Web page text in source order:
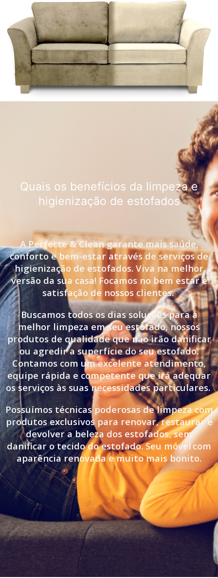
Quais os benefícios da limpeza e
higienização de estofados
A Perfecte & Clean garante mais saúde,
conforto e bem-estar através de serviços de
higienização de estofados. Viva na melhor
versão da sua casa! Focamos no bem estar e
satisfação de nossos clientes.
Buscamos todos os dias soluções para a
melhor limpeza em seu estofado, nossos
produtos de qualidade que não irão danificar
ou agredir a superfície do seu estofado.
Contamos com um excelente atendimento,
equipe rápida e competente que irá adequar
os serviços às suas necessidades particulares.
Possuímos técnicas poderosas de limpeza com
produtos exclusivos para renovar, restaurar e
devolver a beleza dos estofados, sem
danificar o tecido do estofado. Seu móvelcom
aparência renovada e muito mais bonito.